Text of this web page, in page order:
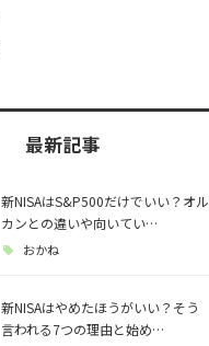
最新記事
新NISAはS&P500だけでいい？オル
カンとの違いや向いてい…
おかね
新NISAはやめたほうがいい？そう
言われる7つの理由と始め…